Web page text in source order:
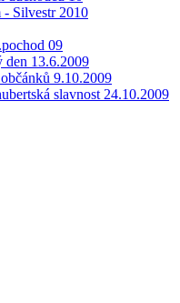
- Silvestr 2010
09
den 13.6.2009
9.10.2009
slavnost 24.10.2009